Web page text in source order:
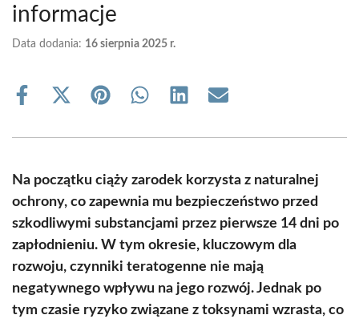
informacje
Data dodania: 16 sierpnia 2025 r.
Share
Share
(Twitter)
Share Share Share Share
Na początku ciąży zarodek korzysta z naturalnej
ochrony, co zapewnia mu bezpieczeństwo przed
szkodliwymi substancjami przez pierwsze 14 dni po
zapłodnieniu. W tym okresie, kluczowym dla
rozwoju, czynniki teratogenne nie mają
negatywnego wpływu na jego rozwój. Jednak po
tym czasie ryzyko związane z toksynami wzrasta, co